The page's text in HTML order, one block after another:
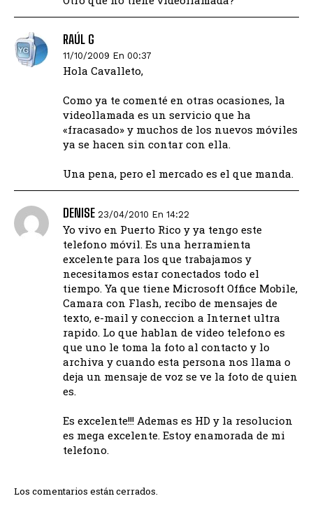
RAÚL G
11/10/2009 En 00:37
Hola Cavalleto,
Como ya te comenté en otras ocasiones, la
videollamada es un servicio que ha
«fracasado» y muchos de los nuevos móviles
ya se hacen sin contar con ella.
Una pena, pero el mercado es el que manda.
DENISE 23/04/2010 En 14:22
Yo vivo en Puerto Rico y ya tengo este
telefono móvil. Es una herramienta
excelente para los que trabajamos y
necesitamos estar conectados todo el
tiempo. Ya que tiene Microsoft Office Mobile,
Camara con Flash, recibo de mensajes de
texto, e-mail y coneccion a Internet ultra
rapido. Lo que hablan de video telefono es
que uno le toma la foto al contacto y lo
archiva y cuando esta persona nos llama o
deja un mensaje de voz se ve la foto de quien
es.
Es excelente!!! Ademas es HD y la resolucion
es mega excelente. Estoy enamorada de mi
telefono.
Los comentarios están cerrados.